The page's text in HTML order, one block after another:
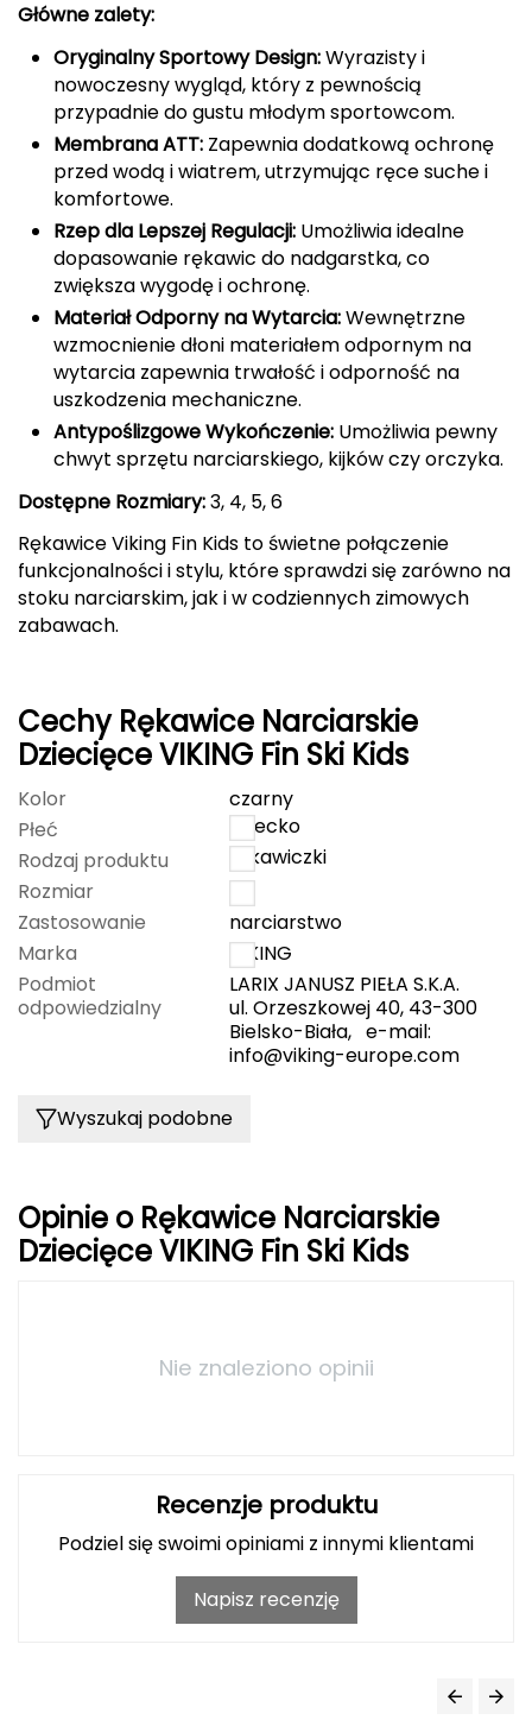
CMP
Cassin
Ciele Athletics
Climbing Technology
Coleman
Columbia
Comodo
DUNLOP
Darn Tough
Deuter
Dolomite
EISBAR
ENERO CAMP
ENERO PRO
Elmer by Swany
Extremities
G
GIVOVA
Gilmonte
Główne zalety:
Oryginalny Sportowy Design:Wyrazisty i
nowoczesny wygląd, który z pewnością
przypadnie do gustu młodym sportowcom.
Membrana ATT: Zapewnia dodatkową ochronę
przed wodą i wiatrem, utrzymując ręce suche i
komfortowe.
Rzep dla Lepszej Regulacji: Umożliwia idealne
dopasowanie rękawic do nadgarstka, co
zwiększa wygodę i ochronę.
Materiał Odporny na Wytarcia:Wewnętrzne
wzmocnienie dłoni materiałem odpornym na
wytarcia zapewnia trwałość i odporność na
uszkodzenia mechaniczne.
Antypoślizgowe Wykończenie: Umożliwia pewny
chwyt sprzętu narciarskiego, kijków czy orczyka.
Dostępne Rozmiary:3, 4, 5, 6
Rękawice Viking Fin Kids to świetne połączenie
funkcjonalności i stylu, które sprawdzi się zarówno na
stoku narciarskim, jak i w codziennych zimowych
zabawach.
Cechy Rękawice Narciarskie
Dziecięce VIKING Fin Ski Kids
Kolor
czarny
Płeć
dziecko
Rodzaj produktu
rękawiczki
Rozmiar
Zastosowanie
narciarstwo
Marka
VIKING
Podmiot
odpowiedzialny
LARIX JANUSZ PIEŁA S.K.A.
ul. Orzeszkowej 40, 43-300
Bielsko-Biała, e-mail:
info@viking-europe.com
Wyszukaj podobne
Opinie o Rękawice Narciarskie
Dziecięce VIKING Fin Ski Kids
Nie znaleziono opinii
Recenzje produktu
Podziel się swoimi opiniami z innymi klientami
Napisz recenzję